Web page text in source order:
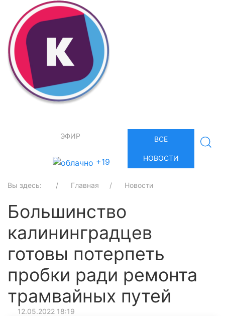
ЭФИР
+19
ВСЕ
НОВОСТИ
Вы здесь: Главная Новости
Большинство
калининградцев
готовы потерпеть
пробки ради ремонта
трамвайных путей
12.05.2022 18:19